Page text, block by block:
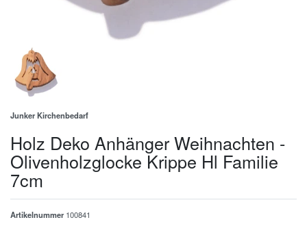
Junker Kirchenbedarf
Holz Deko Anhänger Weihnachten -
Olivenholzglocke Krippe Hl Familie
7cm
Artikelnummer 100841